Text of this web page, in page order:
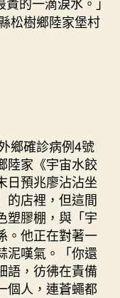
樹鄉陸家堡村
鄉確診病例4號
陸家《宇宙水餃
日預兆廖沾沾坐
的店裡，但這間
塑膠棚，與「宇
。他正在對著一
泥嘆氣。「你還
語，彷彿在責備
個人，連蒼蠅都